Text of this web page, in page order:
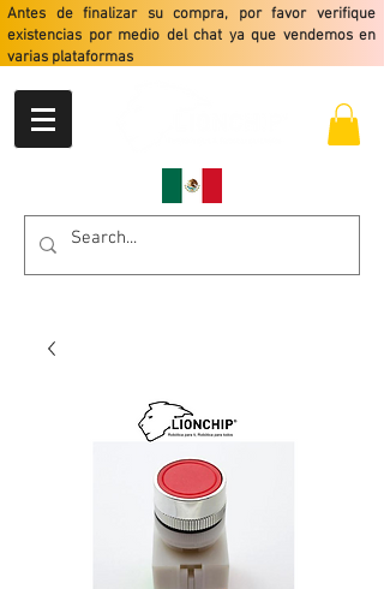
Antes de finalizar su compra, por favor verifique
existencias por medio del chat ya que vendemos en
varias plataformas